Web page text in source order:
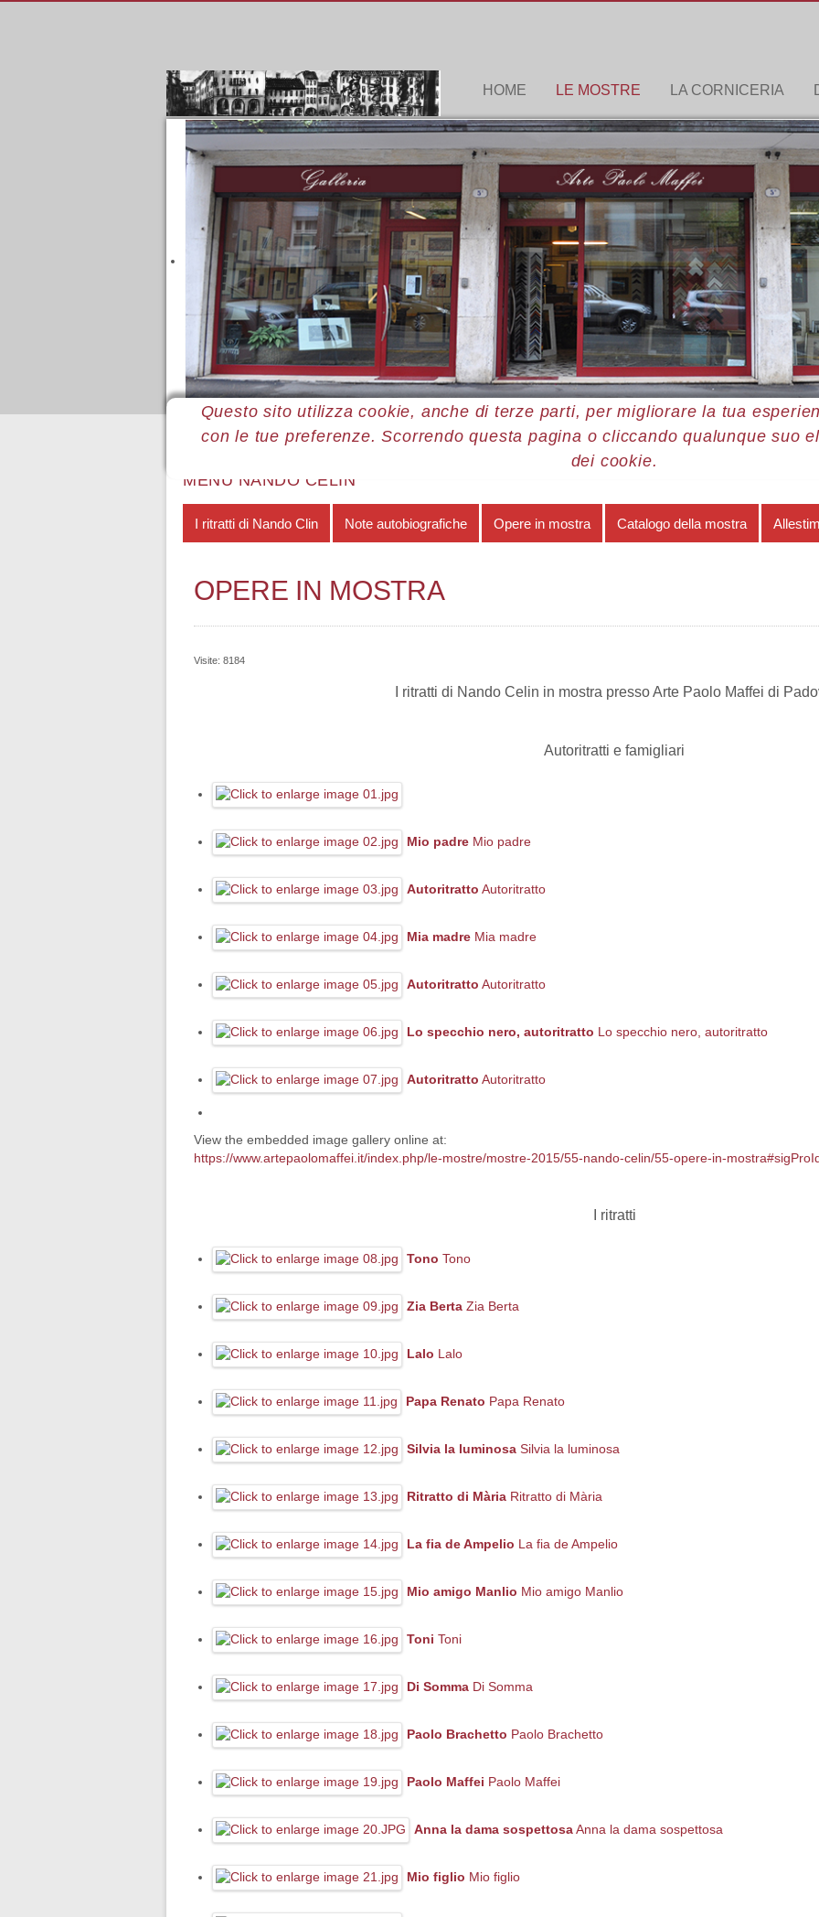
HOME LE MOSTRE LA CORNICERIA
Questo sito utilizza cookie, anche di terze parti, per migliorare la tua
con le tue preferenze. Scorrendo questa pagina o cliccando qualunque suo
dei cookie.
Sei qui: Home Le mostre Mostre 2015 Nando Celin Opere in mostra
MENÙ NANDO CELIN
I ritratti di Nando Clin Note autobiografiche Opere in mostra Catalogo della mostra
OPERE IN MOSTRA
Visite: 8184
I ritratti di Nando Celin in mostra presso Arte Paolo Maffei di
Autoritratti e famigliari
Mio padre Mio padre
Autoritratto Autoritratto
Mia madre Mia madre
Autoritratto Autoritratto
Lo specchio nero, autoritratto Lo specchio nero, autoritratto
Autoritratto Autoritratto
View the embedded image gallery online at:
https://www.artepaolomaffei.it/index.php/le-mostre/mostre-2015/55-nando-celin/55-opere-in-
I ritratti
Tono Tono
Zia Berta Zia Berta
Lalo Lalo
Papa Renato Papa Renato
Silvia la luminosa Silvia la luminosa
Ritratto di Mària Ritratto di Mària
La fia de Ampelio La fia de Ampelio
Mio amigo Manlio Mio amigo Manlio
Toni Toni
Di Somma Di Somma
Paolo Brachetto Paolo Brachetto
Paolo Maffei Paolo Maffei
Anna la dama sospettosa Anna la dama sospettosa
Mio figlio Mio figlio